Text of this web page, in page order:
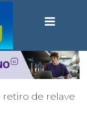
retiro de relave